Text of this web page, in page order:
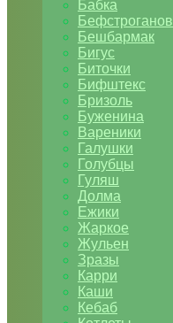
Бабка
Бефстроганов
Бешбармак
Бигус
Биточки
Бифштекс
Бризоль
Буженина
Вареники
Галушки
Голубцы
Гуляш
Долма
Ежики
Жаркое
Жульен
Зразы
Карри
Каши
Кебаб